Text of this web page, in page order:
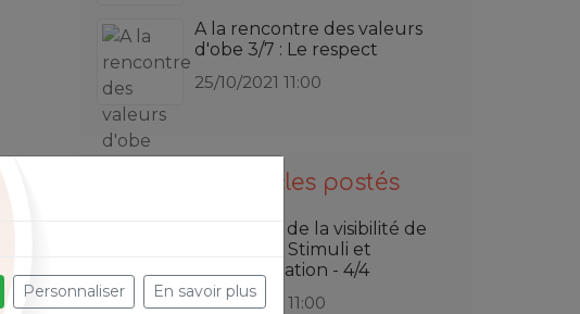
A la rencontre des valeurs
d'obe 3/7 : Le respect
25/10/2021 11:00
Derniers articles postés
Avril : Mois de la visibilité de
l'autisme - Stimuli et
autorégulation - 4/4
17/04/2023 11:00
Personnaliser En savoir plus